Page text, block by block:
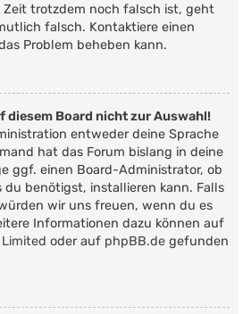
trotzdem noch falsch ist, geht
falsch. Kontaktiere einen
Problem beheben kann.
diesem Board nicht zur Auswahl!
entweder deine Sprache
hat das Forum bislang in deine
ggf. einen Board-Administrator, ob
du benötigst, installieren kann. Falls
wir uns freuen, wenn du es
Informationen dazu können auf
oder auf phpBB.de gefunden